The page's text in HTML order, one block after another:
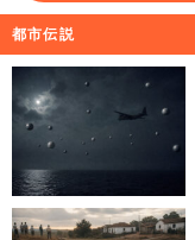
都市伝説